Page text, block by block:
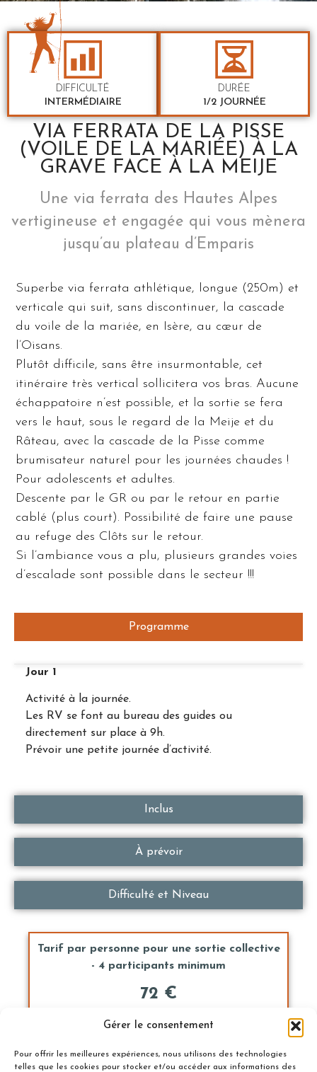
Gérer le consentement
Pour offrir les meilleures expériences, nous utilisons des technologies
telles que les cookies pour stocker et/ou accéder aux informations des
DIFFICULTÉ
INTERMÉDIAIRE
DURÉE
1/2 JOURNÉE
VIA FERRATA DE LA PISSE
(VOILE DE LA MARIÉE) À LA
GRAVE FACE À LA MEIJE
Une via ferrata des Hautes Alpes
vertigineuse et engagée qui vous mènera
jusqu’au plateau d’Emparis
Superbe via ferrata athlétique, longue (250m) et
verticale qui suit, sans discontinuer, la cascade
du voile de la mariée, en Isère, au cœur de
l’Oisans.
Plutôt difficile, sans être insurmontable, cet
itinéraire très vertical sollicitera vos bras. Aucune
échappatoire n’est possible, et la sortie se fera
vers le haut, sous le regard de la Meije et du
Râteau, avec la cascade de la Pisse comme
brumisateur naturel pour les journées chaudes !
Pour adolescents et adultes.
Descente par le GR ou par le retour en partie
cablé (plus court). Possibilité de faire une pause
au refuge des Clôts sur le retour.
Si l’ambiance vous a plu, plusieurs grandes voies
d’escalade sont possible dans le secteur !!!
Programme
Inclus
À prévoir
Difficulté et Niveau
Jour 1
Activité à la journée.
Les RV se font au bureau des guides ou
directement sur place à 9h.
Prévoir une petite journée d’activité.
Tarif par personne pour une sortie collective
- 4 participants minimum
72 €
RESERVER